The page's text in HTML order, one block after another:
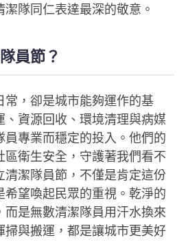
潔隊同仁表達最深的敬意。
員節？
常，卻是城市能夠運作的基
、資源回收、環境清理與病媒
員專業而穩定的投入。他們的
區衛生安全，守護著我們看不
清潔隊員節，不僅是肯定這份
希望喚起民眾的重視。乾淨的
而是無數清潔隊員用汗水換來
掃與搬運，都是讓城市更美好